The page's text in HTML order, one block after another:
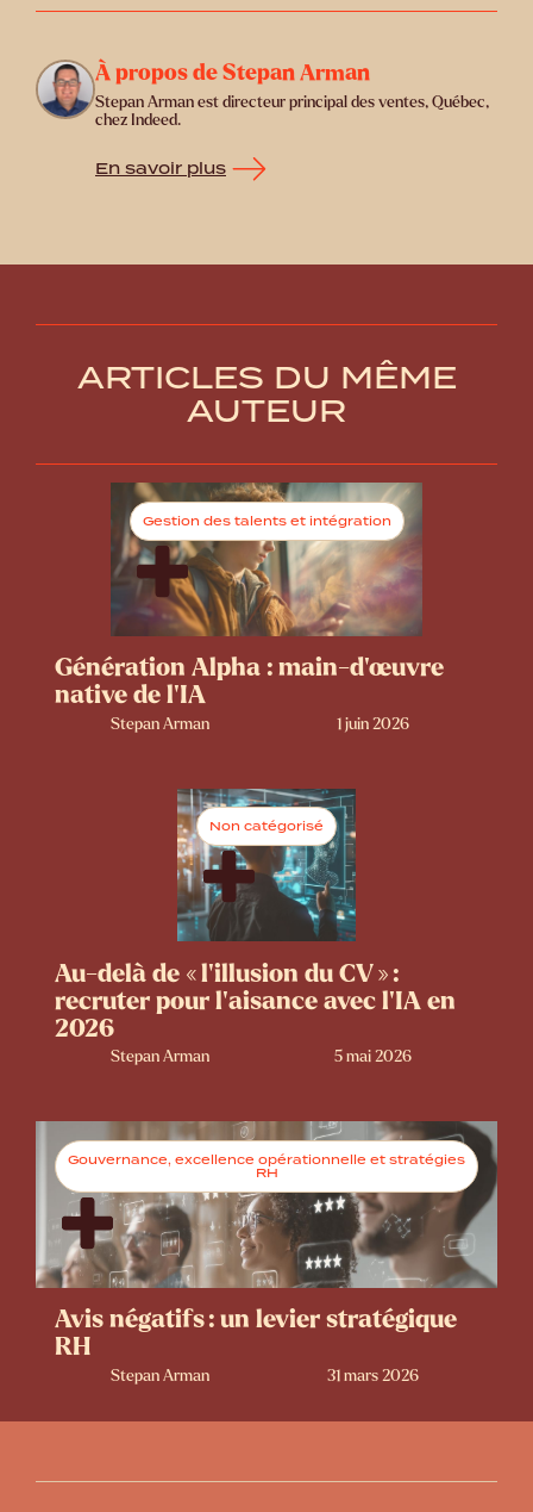
À propos de Stepan Arman
Stepan Arman est directeur principal des ventes, Québec,
chez Indeed.
En savoir plus
ARTICLES DU MÊME
AUTEUR
Gestion des talents et intégration
Génération Alpha : main-d’œuvre
native de l’IA
Stepan Arman 1 juin 2026
Non catégorisé
Au-delà de « l’illusion du CV » :
recruter pour l’aisance avec l’IA en
2026
Stepan Arman 5 mai 2026
Gouvernance, excellence opérationnelle et stratégies
RH
Avis négatifs : un levier stratégique
RH
Stepan Arman 31 mars 2026